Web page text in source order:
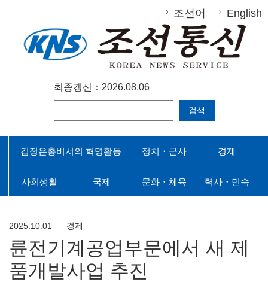
조선어 English
최종갱신：2026.08.06
검색
김정은총비서의 혁명활동 정치・군사 경제
사회생활 국제 문화・체육 력사・민속
2025.10.01 경제
륜전기계공업부문에서 새 제
품개발사업 추진